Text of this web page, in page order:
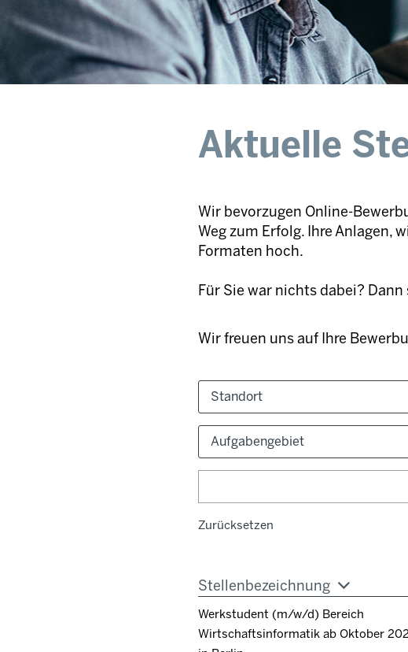
Aktuelle
Wir bevorzugen Online-
Weg zum Erfolg. Ihre Anlagen,
Formaten hoch.
Für Sie war nichts dabei?
Wir freuen uns auf Ihre
Standort
Aufgabengebiet
Zurücksetzen
Stellenbezeichnung
Werkstudent (m/w/d) Bereich
Wirtschaftsinformatik ab Oktober